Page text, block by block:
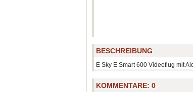
BESCHREIBUNG
E Sky E Smart 600 Videoflug mit
KOMMENTARE:0